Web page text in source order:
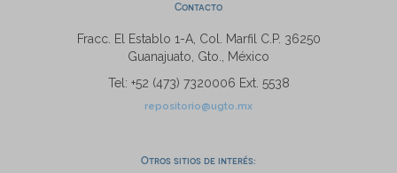
Contacto
Fracc. El Establo 1-A, Col. Marfil C.P. 36250
Guanajuato, Gto., México
Tel: +52 (473) 7320006 Ext. 5538
repositorio@ugto.mx
Otros sitios de interés: